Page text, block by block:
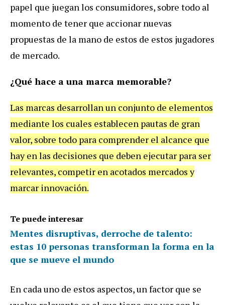
papel que juegan los consumidores, sobre todo al
momento de tener que accionar nuevas
propuestas de la mano de estos de estos jugadores
de mercado.
¿Qué hace a una marca memorable?
Las marcas desarrollan un conjunto de elementos
mediante los cuales establecen pautas de gran
valor, sobre todo para comprender el alcance que
hay en las decisiones que deben ejecutar para ser
relevantes, competir en acotados mercados y
marcar innovación.
Te puede interesar
Mentes disruptivas, derroche de talento:
estas 10 personas transforman la forma en la
que se mueve el mundo
En cada uno de estos aspectos, un factor que se